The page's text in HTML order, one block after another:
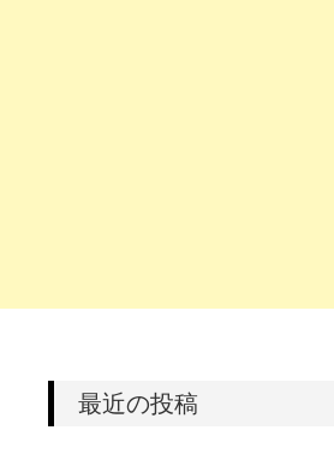
最近の投稿